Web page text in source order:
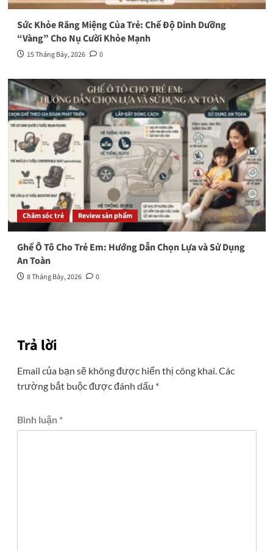
Sức Khỏe Răng Miệng Của Trẻ: Chế Độ Dinh Dưỡng
“Vàng” Cho Nụ Cười Khỏe Mạnh
15 Tháng Bảy, 2026 0
Chăm sóc trẻ Review sản phẩm
Ghế Ô Tô Cho Trẻ Em: Hướng Dẫn Chọn Lựa và Sử Dụng
An Toàn
8 Tháng Bảy, 2026 0
Trả lời
Email của bạn sẽ không được hiển thị công khai.Các
trường bắt buộc được đánh dấu *
Bình luận *